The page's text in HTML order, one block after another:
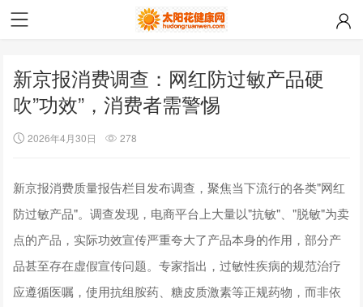
新京报消费调查：网红防过敏产品硬
吹”功效”，消费者需警惕
2026年4月30日 278
新京报消费质量报告栏目发布调查，聚焦当下流行的各类"网红
防过敏产品"。调查发现，电商平台上大量以"抗敏"、"脱敏"为卖
点的产品，实际功效宣传严重夸大了产品本身的作用，部分产
品甚至存在虚假宣传问题。专家指出，过敏性疾病的规范治疗
应遵循医嘱，使用抗组胺药、糖皮质激素等正规药物，而非依